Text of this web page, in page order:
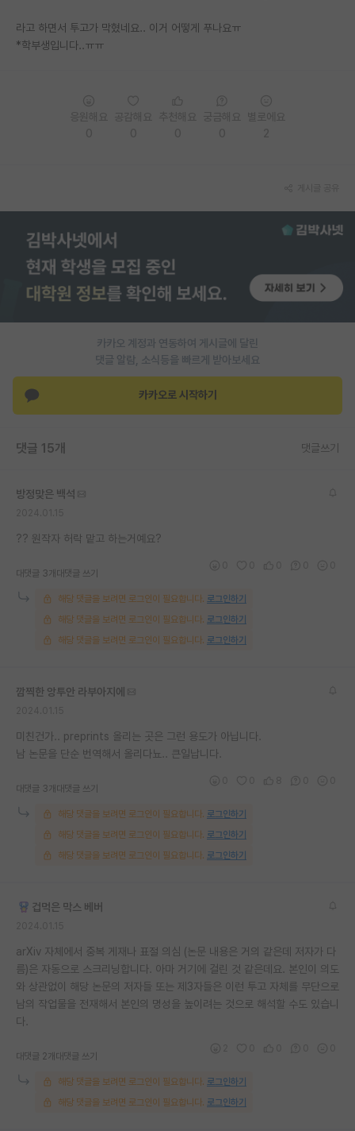
임용 정보 게시판
인문사회 계열 게시판
특수/전문대학원 게시판
반도체/AI 게시판
장학금/장학생 게시판
학술 정보 게시판
홍보 게시판
커리어
반도체 아카데미
라고 하면서 투고가 막혔네요.. 이거 어떻게 푸나요ㅠ
*학부생입니다..ㅠㅠ
카카오 계정과 연동하여 게시글에 달린
댓글 알람, 소식등을 빠르게 받아보세요
카카오로 시작하기
댓글 15개 댓글쓰기
방정맞은 백석
?? 원작자 허락 맡고 하는거예요?
대댓글 3개 대댓글 쓰기
해당 댓글을 보려면 로그인이 필요합니다. 로그인하기
해당 댓글을 보려면 로그인이 필요합니다. 로그인하기
해당 댓글을 보려면 로그인이 필요합니다. 로그인하기
깜찍한 앙투안 라부아지에
미친건가.. preprints 올리는 곳은 그런 용도가 아닙니다.
남 논문을 단순 번역해서 올리다뇨.. 큰일납니다.
대댓글 3개 대댓글 쓰기
해당 댓글을 보려면 로그인이 필요합니다. 로그인하기
해당 댓글을 보려면 로그인이 필요합니다. 로그인하기
해당 댓글을 보려면 로그인이 필요합니다. 로그인하기
겁먹은 막스 베버
arXiv 자체에서 중복 게재나 표절 의심 (논문 내용은 거의 같은데 저자가 다
름)은 자동으로 스크리닝합니다. 아마 거기에 걸린 것 같은데요. 본인이 의도
와 상관없이 해당 논문의 저자들 또는 제3자들은 이런 투고 자체를 무단으로
남의 작업물을 전재해서 본인의 명성을 높이려는 것으로 해석할 수도 있습니
다.
대댓글 2개 대댓글 쓰기
해당 댓글을 보려면 로그인이 필요합니다. 로그인하기
해당 댓글을 보려면 로그인이 필요합니다. 로그인하기